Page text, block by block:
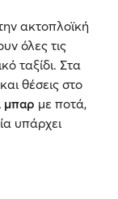
ακτοπλοϊκή
όλες τις
ταξίδι. Στα
και θέσεις στο
μπαρ με ποτά,
υπάρχει